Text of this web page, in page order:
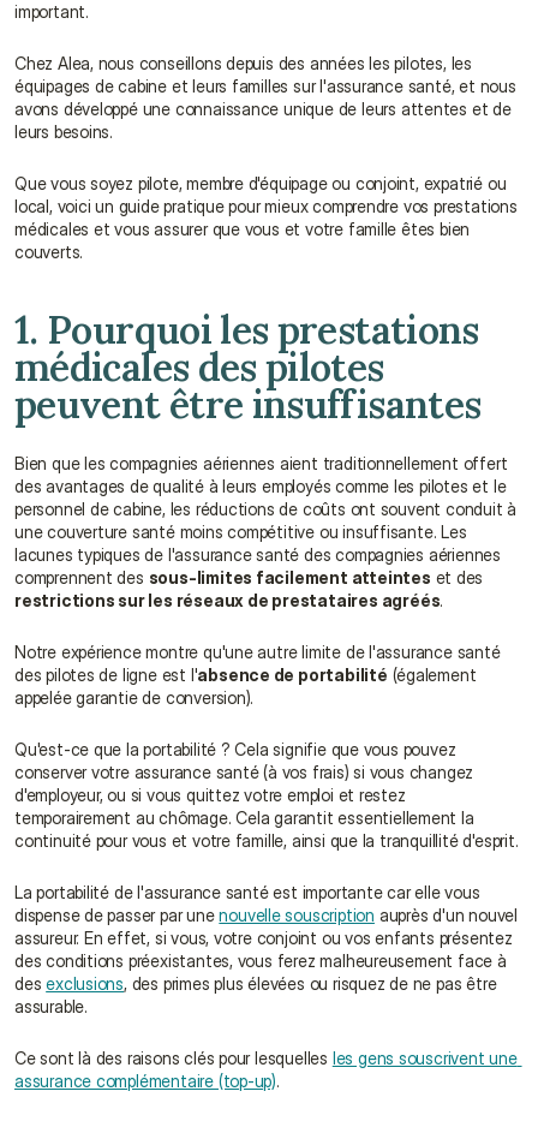
important.
Chez Alea, nous conseillons depuis des années les pilotes, les
équipages de cabine et leurs familles sur l'assurance santé, et nous
avons développé une connaissance unique de leurs attentes et de
leurs besoins.
Que vous soyez pilote, membre d'équipage ou conjoint, expatrié ou
local, voici un guide pratique pour mieux comprendre vos prestations
médicales et vous assurer que vous et votre famille êtes bien
couverts.
1. Pourquoi les prestations
médicales des pilotes
peuvent être insuffisantes
Bien que les compagnies aériennes aient traditionnellement offert
des avantages de qualité à leurs employés comme les pilotes et le
personnel de cabine, les réductions de coûts ont souvent conduit à
une couverture santé moins compétitive ou insuffisante. Les
lacunes typiques de l'assurance santé des compagnies aériennes
comprennent des sous-limites facilement atteintes
restrictions sur les réseaux de prestataires agréés.
Notre expérience montre qu'une autre limite de l'assurance santé
des pilotes de ligne est l'absence de portabilité (également
appelée garantie de conversion).
Qu'est-ce que la portabilité ? Cela signifie que vous pouvez
conserver votre assurance santé (à vos frais) si vous changez
d'employeur, ou si vous quittez votre emploi et restez
temporairement au chômage. Cela garantit essentiellement la
continuité pour vous et votre famille, ainsi que la tranquillité d'esprit.
La portabilité de l'assurance santé est importante car elle vous
dispense de passer par une nouvelle souscription auprès d'un nouvel
assureur. En effet, si vous, votre conjoint ou vos enfants présentez
des conditions préexistantes, vous ferez malheureusement face à
des exclusions, des primes plus élevées ou risquez de ne pas être
assurable.
Ce sont là des raisons clés pour lesquelles les gens souscrivent une
assurance complémentaire (top-up).